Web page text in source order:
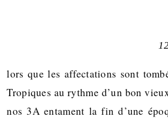
lors que les affectations sont
Tropiques au rythme d’un bon
nos 3A entament la fin d’une